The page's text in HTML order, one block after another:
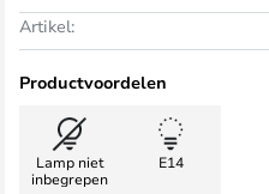
Artikel:
Productvoordelen
Lamp niet
inbegrepen
E14